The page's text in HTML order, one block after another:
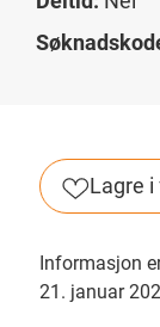
Lagre
Informasjon
21. januar